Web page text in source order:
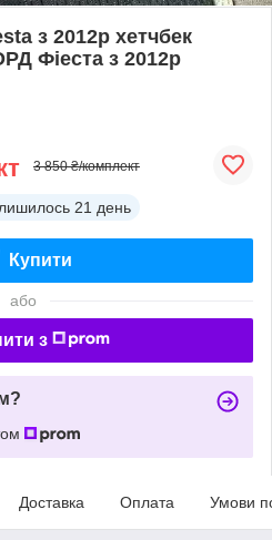
з 2012р хетчбек
Фіеста з 2012р
3 850 ₴/комплект
21 день
Купити
або
з
Доставка Оплата Умови